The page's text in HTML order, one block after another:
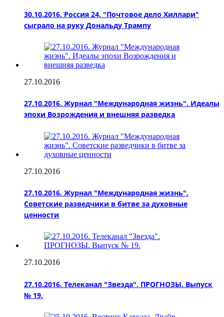
30.10.2016. Россия 24. "Почтовое дело Хиллари"
сыграло на руку Дональду Трампу
27.10.2016
27.10.2016. Журнал "Международная жизнь". Идеалы
эпохи Возрождения и внешняя разведка
27.10.2016
27.10.2016. Журнал "Международная жизнь".
Советские разведчики в битве за духовные
ценности
27.10.2016
27.10.2016. Телеканал "Звезда". ПРОГНОЗЫ. Выпуск
№ 19.